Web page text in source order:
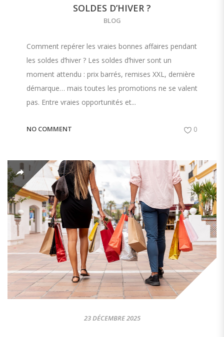
SOLDES D’HIVER ?
BLOG
Comment repérer les vraies bonnes affaires pendant
les soldes d’hiver ? Les soldes d’hiver sont un
moment attendu : prix barrés, remises XXL, dernière
démarque… mais toutes les promotions ne se valent
pas. Entre vraies opportunités et...
NO COMMENT 0
23 DÉCEMBRE 2025